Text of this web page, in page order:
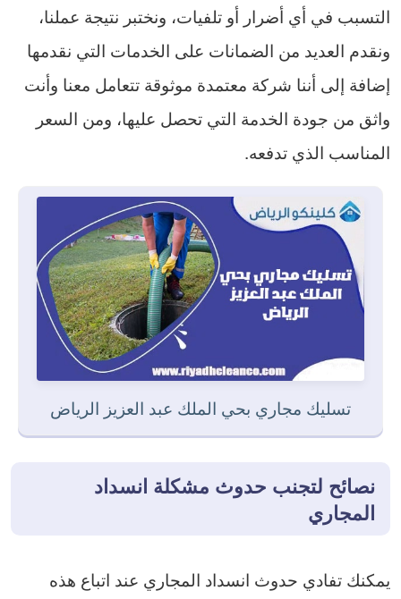
التسبب في أي أضرار أو تلفيات، ونختبر نتيجة عملنا،
ونقدم العديد من الضمانات على الخدمات التي نقدمها
إضافة إلى أننا شركة معتمدة موثوقة تتعامل معنا وأنت
واثق من جودة الخدمة التي تحصل عليها، ومن السعر
المناسب الذي تدفعه.
تسليك مجاري بحي الملك عبد العزيز الرياض
نصائح لتجنب حدوث مشكلة انسداد
المجاري
يمكنك تفادي حدوث انسداد المجاري عند اتباع هذه